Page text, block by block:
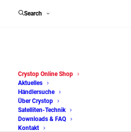
Search
Crystop Online Shop
Aktuelles
Händlersuche
Über Crystop
Satelliten-Technik
Downloads & FAQ
Kontakt
ist ein Hersteller von
Satellitensystemen für Caravan,
professionellen Bedarf wie z.B.
Rettungsdienste und mobile